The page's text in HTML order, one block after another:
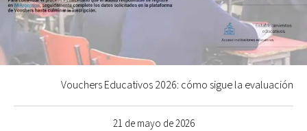
21 de mayo de 2026
Vouchers Educativos 2026: cómo sigue la evaluación